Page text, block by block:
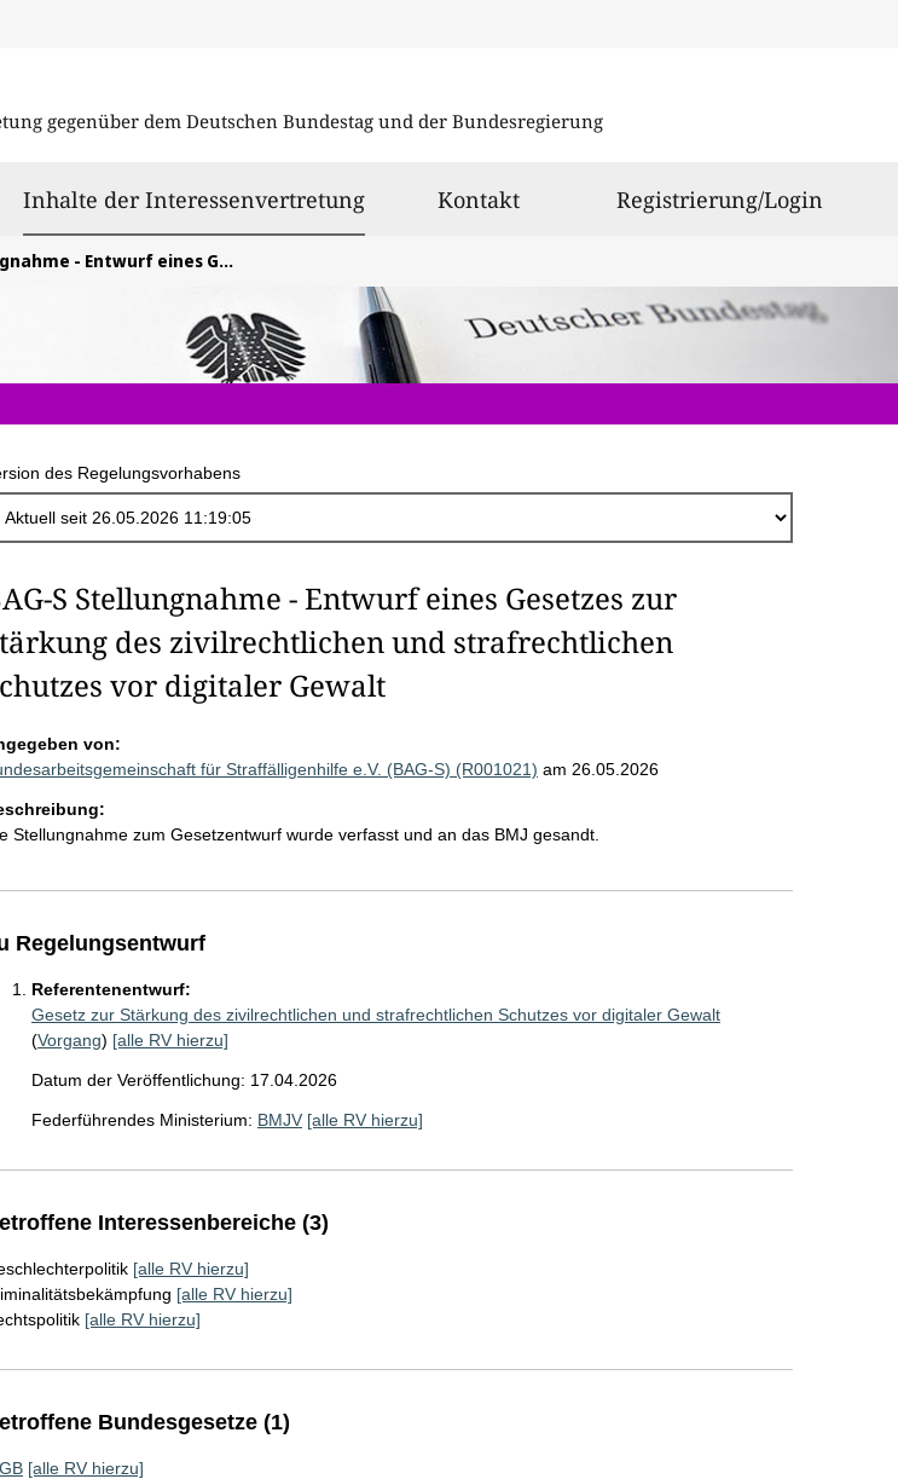
gegenüber dem Deutschen Bundestag und der Bundesregierung
Inhalte der Interessenvertretungausgewählt
Kontakt Registrierung/Login
zur Stärkung des zivilrechtlichen und strafrechtlichen Schutzes vor digitaler Gewalt
des Regelungsvorhabens
S Stellungnahme - Entwurf eines Gesetzes zur
des zivilrechtlichen und strafrechtlichen
vor digitaler Gewalt
von:
für Straffälligenhilfe e.V. (BAG-S) (R001021) am 26.05.2026
Stellungnahme zum Gesetzentwurf wurde verfasst und an das BMJ gesandt.
Regelungsentwurf
Referentenentwurf:
Gesetz zur Stärkung des zivilrechtlichen und strafrechtlichen Schutzes vor digitaler Gewalt
(Vorgang) [alle RV hierzu]
Datum der Veröffentlichung: 17.04.2026
Federführendes Ministerium: BMJV [alle RV hierzu]
Interessenbereiche (3)
[alle RV hierzu]
[alle RV hierzu]
[alle RV hierzu]
Bundesgesetze (1)
[alle RV hierzu]